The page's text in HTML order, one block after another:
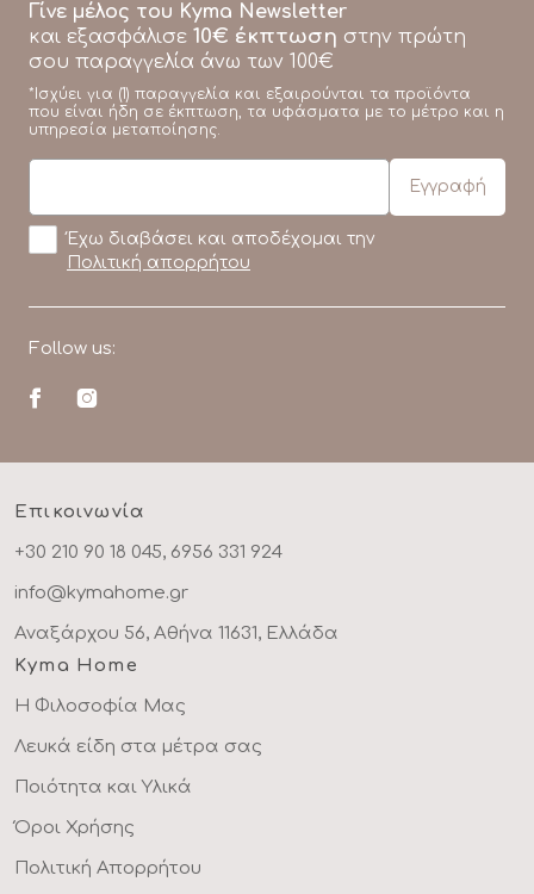
Γίνε μέλος του Kyma Newsletter
και εξασφάλισε 10€ έκπτωση στην πρώτη
σου παραγγελία άνω των 100€
*Ισχύει για (1) παραγγελία και εξαιρούνται τα προϊόντα
που είναι ήδη σε έκπτωση, τα υφάσματα με το μέτρο και η
υπηρεσία μεταποίησης.
Έχω διαβάσει και αποδέχομαι την
Πολιτική απορρήτου
Follow us:
Επικοινωνία
+30 210 90 18 045, 6956 331 924
info@kymahome.gr
Αναξάρχου 56, Αθήνα 11631, Ελλάδα
Kyma Home
Η Φιλοσοφία Μας
Λευκά είδη στα μέτρα σας
Ποιότητα και Υλικά
Όροι Χρήσης
Πολιτική Απορρήτου